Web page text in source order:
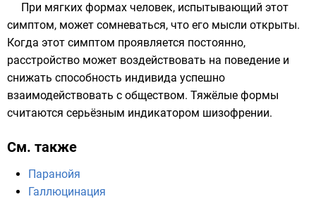
При мягких формах человек, испытывающий этот
симптом, может сомневаться, что его мысли открыты.
Когда этот симптом проявляется постоянно,
расстройство может воздействовать на поведение и
снижать способность индивида успешно
взаимодействовать с обществом. Тяжёлые формы
считаются серьёзным индикатором шизофрении.
См. также
Паранойя
Галлюцинация